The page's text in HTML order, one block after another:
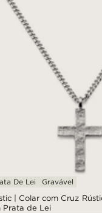
| Colar com Cruz
Prata de Lei
De Lei Gravável